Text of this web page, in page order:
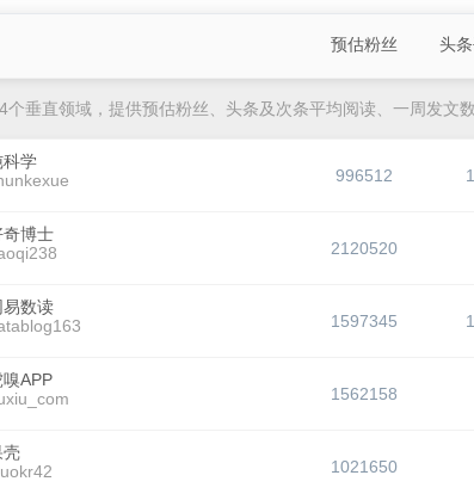
预估粉丝 头
个垂直领域，提供预估粉丝、头条及次条平均阅读、一周发文
科学
996512
奇博士
2120520
易数读
1597345
嗅APP
1562158
壳
1021650